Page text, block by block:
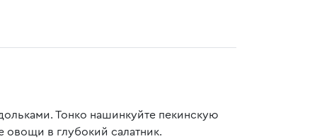
Тонко нашинкуйте пекинскую
овощи в глубокий салатник.